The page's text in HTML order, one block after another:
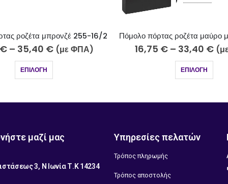
€ –33,40€(με ΦΠΑ)
ΕΠΙΛΟΓΉ
15,40€ –30,75€
ΕΠΙΛΟΓΉ
μαζί μας
3, Ν Ιωνία Τ.Κ 14234
Υπηρεσίες πελατών
Τρόπος πληρωμής
Τρόπος αποστολής